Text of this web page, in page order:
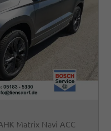
Matrix Navi ACC